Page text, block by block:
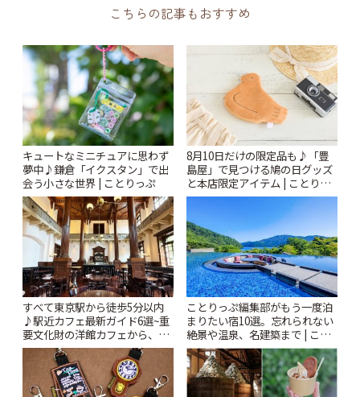
こちらの記事もおすすめ
キュートなミニチュアに思わず
夢中♪鎌倉「イクスタン」で出
会う小さな世界 | ことりっぷ
8月10日だけの限定品も♪「豊
島屋」で見つける鳩の日グッズ
と本店限定アイテム | ことりっ
ぷ
すべて東京駅から徒歩5分以内
♪駅近カフェ最新ガイド6選~重
要文化財の洋館カフェから、改
札すぐのレトロ喫茶まで~ | こと
りっぷ
ことりっぷ編集部がもう一度泊
まりたい宿10選。忘れられない
絶景や温泉、名建築まで | こと
りっぷ